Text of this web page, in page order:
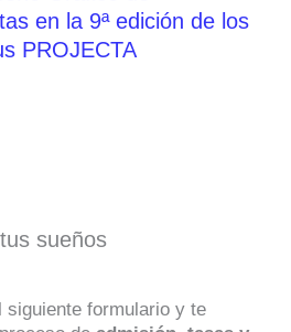
en la 9ª edición de los
PROJECTA
sueños
siguiente formulario y te